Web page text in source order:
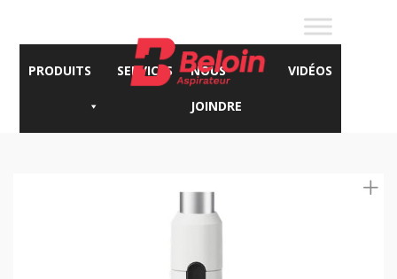
PRODUITS SERVICES NOUS
JOINDRE
VIDÉOS